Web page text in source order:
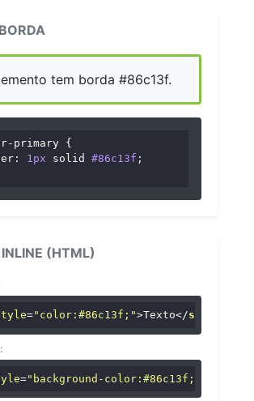
tem borda #86c13f.
primary {
: 1px solid #86c13f ;
(HTML)
="color:#86c13f;">Texto</span
="background-color:#86c13f;"